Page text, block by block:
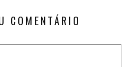
COMENTÁRIO